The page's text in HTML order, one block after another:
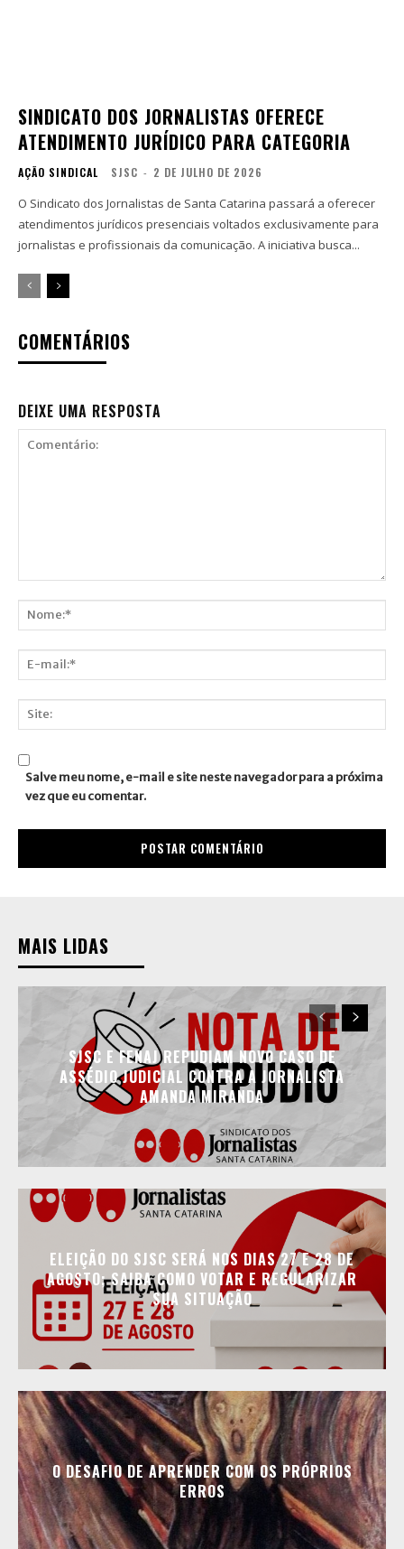
SINDICATO DOS JORNALISTAS OFERECE
ATENDIMENTO JURÍDICO PARA CATEGORIA
AÇÃO SINDICAL SJSC - 2 DE JULHO DE 2026
O Sindicato dos Jornalistas de Santa Catarina passará a oferecer
atendimentos jurídicos presenciais voltados exclusivamente para
jornalistas e profissionais da comunicação. A iniciativa busca...
COMENTÁRIOS
DEIXE UMA RESPOSTA
mail:*
Salve meu nome, e-mail e site neste navegador para a próxima
vez que eu comentar.
MAIS LIDAS
SJSC E FENAJ REPUDIAM NOVO CASO DE
ASSÉDIO JUDICIAL CONTRA A JORNALISTA
AMANDA MIRANDA
ELEIÇÃO DO SJSC SERÁ NOS DIAS 27 E 28 DE
AGOSTO; SAIBA COMO VOTAR E REGULARIZAR
SUA SITUAÇÃO
O DESAFIO DE APRENDER COM OS PRÓPRIOS
ERROS